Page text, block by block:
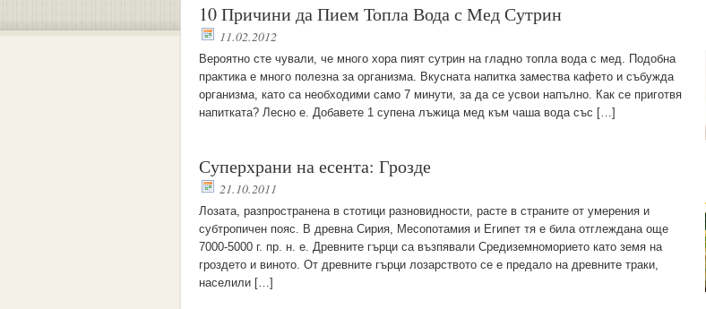
10 Причини да Пием Топла Вода с Мед Сутрин
11.02.2012
Вероятно сте чували, че много хора пият сутрин на гладно топла вода с мед. Подобна
практика е много полезна за организма. Вкусната напитка замества кафето и събужда
организма, като са необходими само 7 минути, за да се усвои напълно. Как се приготвя
напитката? Лесно е. Добавете 1 супена лъжица мед към чаша вода със […]
Суперхрани на есента: Грозде
21.10.2011
Лозата, разпространена в стотици разновидности, расте в страните от умерения и
субтропичен пояс. В древна Сирия, Месопотамия и Египет тя е била отглеждана още
7000-5000 г. пр. н. е. Древните гърци са възпявали Средиземноморието като земя на
гроздето и виното. От древните гърци лозарството се е предало на древните траки,
населили […]